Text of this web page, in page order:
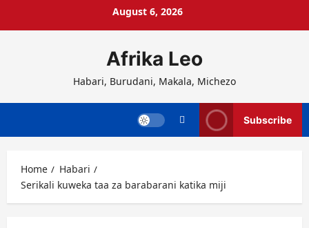
August 6, 2026
Afrika Leo
Habari, Burudani, Makala, Michezo
Subscribe
Home
Habari
Serikali kuweka taa za barabarani katika miji